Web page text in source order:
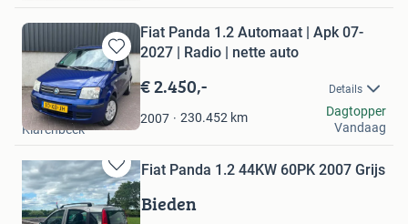
Bewaren
in
Mijn
Favorieten
Fiat Panda 1.2 Automaat | Apk 07-
2027 | Radio | nette auto
€ 2.450,- Details
2007 230.452 km
Buitenhuis Auto's
Klarenbeek
Dagtopper
Vandaag
Bewaren
in
Mijn
Fiat Panda 1.2 44KW 60PK 2007 Grijs
Bieden